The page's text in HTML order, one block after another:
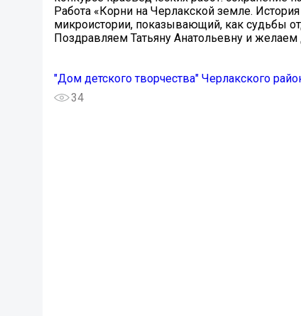
Работа «Корни на Черлакской земле.
микроистории, показывающий, как судьбы
Поздравляем Татьяну Анатольевну и
"Дом детского творчества" Черлакского
34